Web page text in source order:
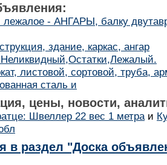
- АНГАРЫ, балку
здание, каркас, ангар
листовой, сортовой, труба,
сталь и
цены, новости,
Швеллер 22 вес 1 метра и
в раздел "Доска